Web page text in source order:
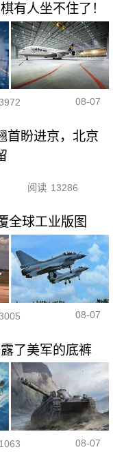
有人坐不住了！
08-07
首盼进京，北京
阅读 13286
全球工业版图
08-07
了美军的底裤
08-07